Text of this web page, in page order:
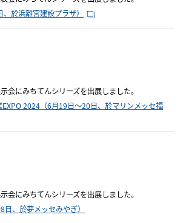
於浜離宮建設プラザ）
会にみちてんシリーズを出展しました。
2024（6月19日～20日、於マリンメッセ福
会にみちてんシリーズを出展しました。
日、於夢メッセみやぎ）